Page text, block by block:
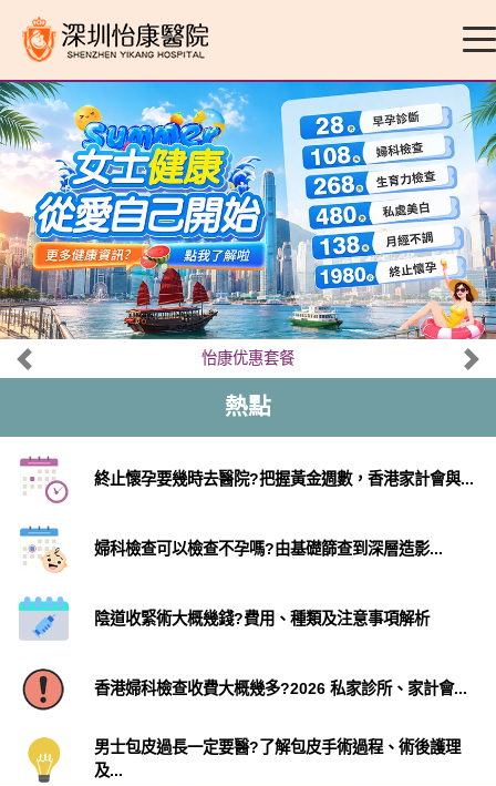
怡康优惠套餐
熱點
終止懷孕要幾時去醫院?把握黃金週數，香港家計會與...
婦科檢查可以檢查不孕嗎?由基礎篩查到深層造影...
陰道收緊術大概幾錢?費用、種類及注意事項解析
香港婦科檢查收費大概幾多?2026 私家診所、家計會...
男士包皮過長一定要醫?了解包皮手術過程、術後護理
及...